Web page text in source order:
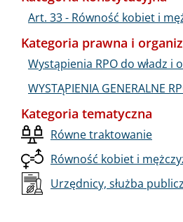
Art. 33 - Równość kobiet i
Kategoria prawna i
Wystąpienia RPO do władz i
WYSTĄPIENIA GENERALNE
Kategoria tematyczna
Równe traktowanie
Równość kobiet i
Urzędnicy, służba